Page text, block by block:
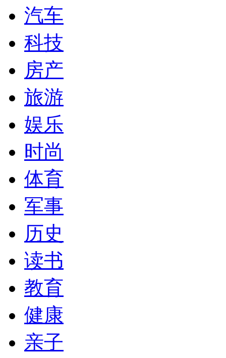
汽车
科技
房产
旅游
娱乐
时尚
体育
军事
历史
读书
教育
健康
亲子